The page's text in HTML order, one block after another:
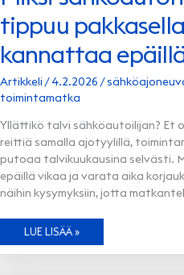
tippuu
kannattaa
Artikkeli /4.2.2026 /
toimintamatka
Yllättikö talvi sähköautoilijan? Et
reittiä samalla ajotyylillä,
putoaa talvikuukausina selvästi.
epäillä vikaa ja varata aika
näihin kysymyksiin, jotta
MIKSI
TIPPUU PAKKASELLA
LUE LISÄÄ »